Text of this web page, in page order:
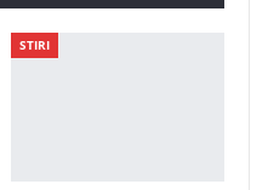
STIRI